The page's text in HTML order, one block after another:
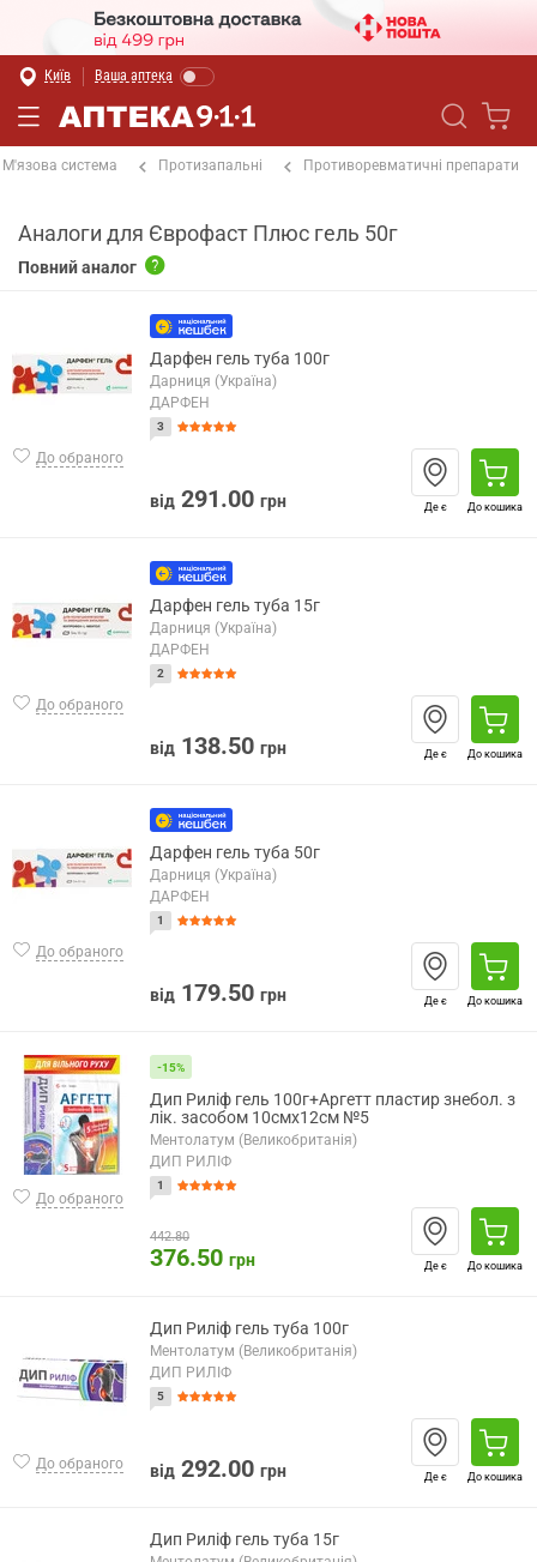
Київ Ваша аптека
М'язова система Протизапальні Противоревматичні препарати
Аналоги для Єврофаст Плюс гель 50г
Повний аналог
До обраного
Дарфен гель туба 100г
Дарниця (Україна)
ДАРФЕН
3
від 291.00 грн Де є До кошика
До обраного
Дарфен гель туба 15г
Дарниця (Україна)
ДАРФЕН
2
від 138.50 грн Де є До кошика
До обраного
Дарфен гель туба 50г
Дарниця (Україна)
ДАРФЕН
1
від 179.50 грн Де є До кошика
До обраного
-15%
Дип Риліф гель 100г+Аргетт пластир знебол. з
лік. засобом 10смx12см №5
Ментолатум (Великобританія)
ДИП РИЛІФ
1
442.80
376.50 грн Де є До кошика
До обраного
Дип Риліф гель туба 100г
Ментолатум (Великобританія)
ДИП РИЛІФ
5
від 292.00 грн Де є До кошика
Дип Риліф гель туба 15г